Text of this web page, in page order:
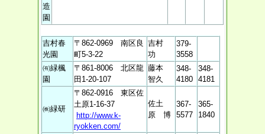
造
園
吉村春
光園
〒862-0969 南区良
町5-3-22
吉村
功
379-
3558
㈲緑楓
園
〒861-8006 北区龍
田1-20-107
藤本
智久
348-
4180
348-
4181
㈱緑研
〒862-0916 東区佐
土原1-16-37
http://www.k-
ryokken.com/
佐土
原 博
367-
5577
365-
1840